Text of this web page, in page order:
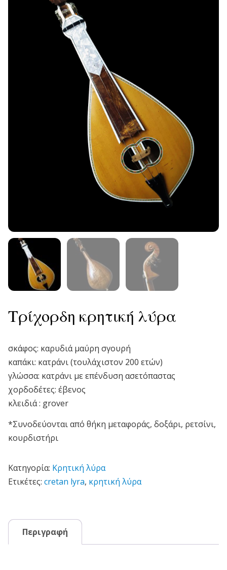
Τρίχορδη κρητική λύρα
σκάφος: καρυδιά μαύρη σγουρή
καπάκι: κατράνι (τουλάχιστον 200 ετών)
γλώσσα: κατράνι με επένδυση ασετόπαστας
χορδοδέτες: έβενος
κλειδιά : grover
*Συνοδεύονται από θήκη μεταφοράς, δοξάρι, ρετσίνι,
κουρδιστήρι
Κατηγορία: Κρητική λύρα
Ετικέτες: cretan lyra, κρητική λύρα
Περιγραφή